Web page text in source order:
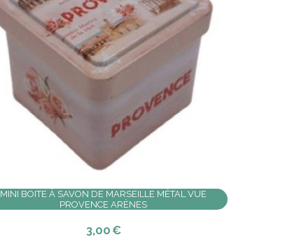
MINI BOITE À SAVON DE MARSEILLE MÉTAL VUE
PROVENCE ARÈNES
3,00 €